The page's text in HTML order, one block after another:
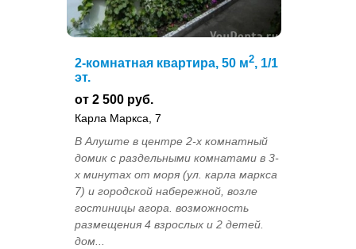
2-комнатная квартира, 50 м2, 1/1
эт.
от 2 500 руб.
Карла Маркса, 7
В Алуште в центре 2-х комнатный
домик с раздельными комнатами в 3-
х минутах от моря (ул. карла маркса
7) и городской набережной, возле
гостиницы агора. возможность
размещения 4 взрослых и 2 детей.
дом...